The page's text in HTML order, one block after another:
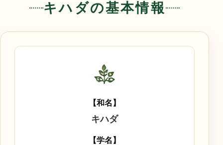
キハダの基本情報
【和名】
キハダ
【学名】